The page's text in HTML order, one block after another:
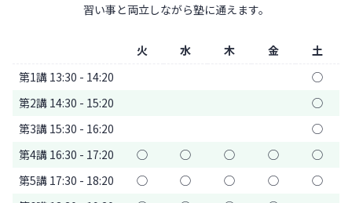
習い事と両立しながら塾に通えます。
火 水 木 金
土
第1講 13:30 - 14:20
◯
第2講 14:30 - 15:20
◯
第3講 15:30 - 16:20
◯
第4講 16:30 - 17:20
◯ ◯ ◯ ◯
◯
第5講 17:30 - 18:20
◯ ◯ ◯ ◯
◯